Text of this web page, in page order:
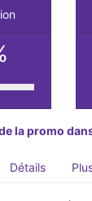
la promo
Détails